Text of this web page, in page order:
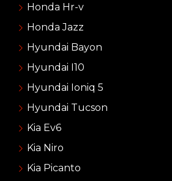
Honda Hr-v
Honda Jazz
Hyundai Bayon
Hyundai I10
Hyundai Ioniq 5
Hyundai Tucson
Kia Ev6
Kia Niro
Kia Picanto